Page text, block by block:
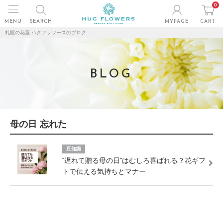
MENU SEARCH MYPAGE
0
CART
札幌の花屋 ハグフラワーズのブログ
BLOG
母の日 忘れた
豆知識
“遅れて贈る母の日”はむしろ喜ばれる？花ギフ
トで伝える気持ちとマナー